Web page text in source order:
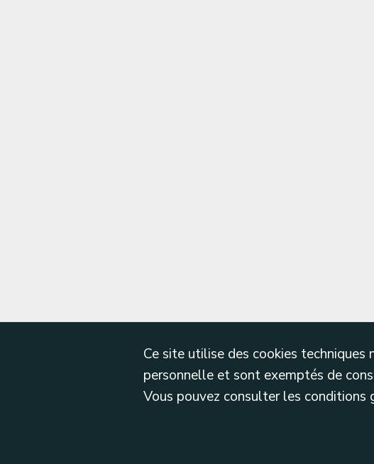
Ce site utilise des cookies techniques
personnelle et sont exemptés de
Vous pouvez consulter les conditions